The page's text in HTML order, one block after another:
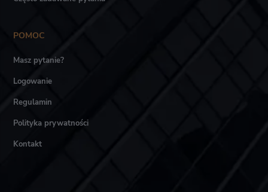
POMOC
Masz pytanie?
Logowanie
Regulamin
Polityka prywatności
Kontakt